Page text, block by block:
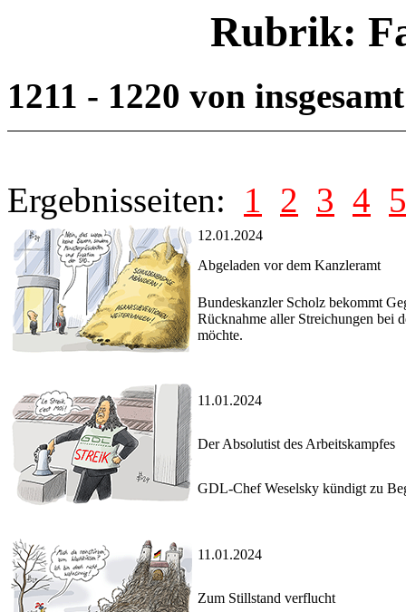
Rubrik:
1211 - 1220 von
Ergebnisseiten: 1 2 3 4 5
12.01.2024
Abgeladen vor dem Kanzleramt
Bundeskanzler Scholz bekommt
Rücknahme aller Streichungen bei
möchte.
11.01.2024
Der Absolutist des Arbeitskampfes
GDL-Chef Weselsky kündigt zu
11.01.2024
Zum Stillstand verflucht